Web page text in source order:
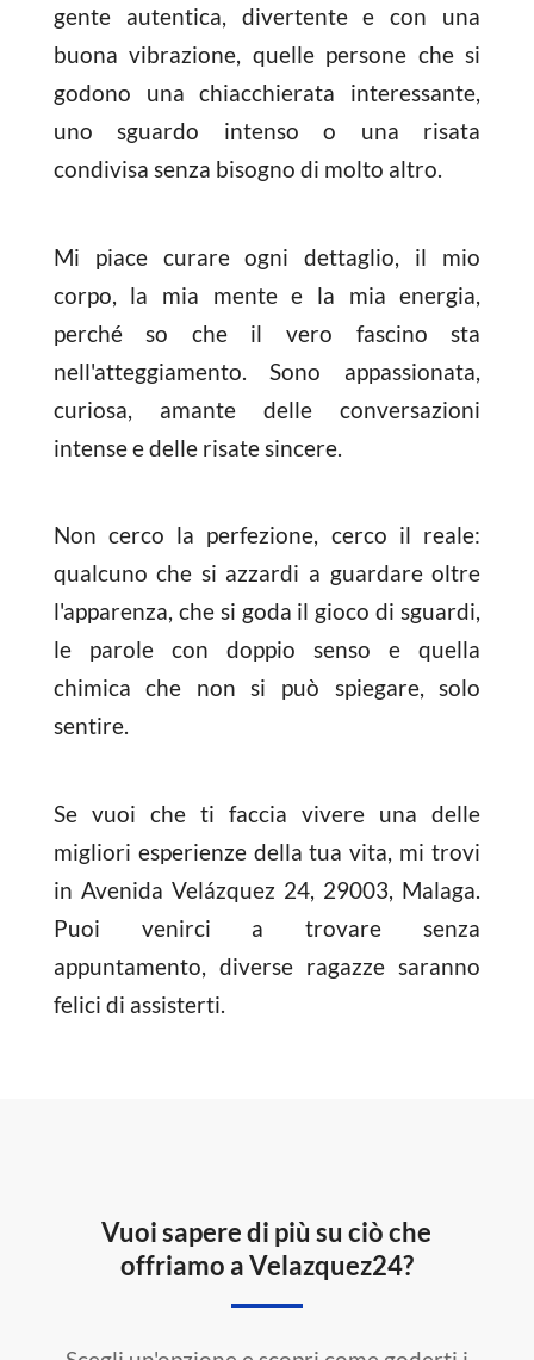
gente autentica, divertente e con una
buona vibrazione, quelle persone che si
godono una chiacchierata interessante,
uno sguardo intenso o una risata
condivisa senza bisogno di molto altro.
Mi piace curare ogni dettaglio, il mio
corpo, la mia mente e la mia energia,
perché so che il vero fascino sta
nell'atteggiamento. Sono appassionata,
curiosa, amante delle conversazioni
intense e delle risate sincere.
Non cerco la perfezione, cerco il reale:
qualcuno che si azzardi a guardare oltre
l'apparenza, che si goda il gioco di sguardi,
le parole con doppio senso e quella
chimica che non si può spiegare, solo
sentire.
Se vuoi che ti faccia vivere una delle
migliori esperienze della tua vita, mi trovi
in Avenida Velázquez 24, 29003, Malaga.
Puoi venirci a trovare senza
appuntamento, diverse ragazze saranno
felici di assisterti.
Vuoi sapere di più su ciò che
offriamo a Velazquez24?